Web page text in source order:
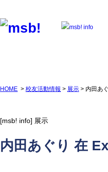
HOME > 校友活動情報 > 展示 > 内田あ
[msb! info] 展示
内田あぐり 在